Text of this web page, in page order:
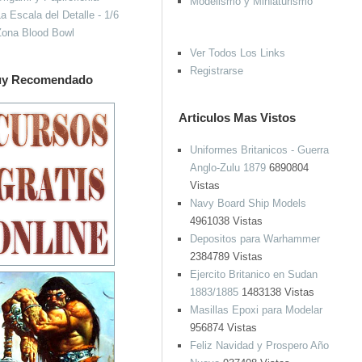
Ver Todos Los Links
Registrarse
Articulos Mas Vistos
Uniformes Britanicos - Guerra
Anglo-Zulu 18796890804
Vistas
Navy Board Ship Models
4961038 Vistas
Depositos para Warhammer
2384789 Vistas
Ejercito Britanico en Sudan
1883/18851483138 Vistas
Masillas Epoxi para Modelar
956874 Vistas
Feliz Navidad y Prospero Año
Escala del Detalle - 1/6
Blood Bowl
Recomendado